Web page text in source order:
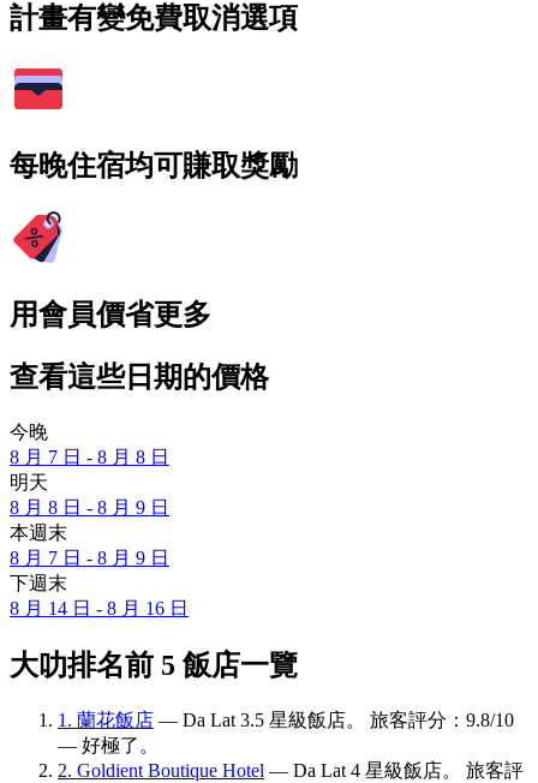
計畫有變免費取消選項
每晚住宿均可賺取獎勵
用會員價省更多
查看這些日期的價格
今晚
8 月 7 日 - 8 月 8 日
明天
8 月 8 日 - 8 月 9 日
本週末
8 月 7 日 - 8 月 9 日
下週末
8 月 14 日 - 8 月 16 日
大叻排名前 5 飯店一覽
1. 蘭花飯店 — Da Lat 3.5 星級飯店。 旅客評分：9.8/10
— 好極了。
2. Goldient Boutique Hotel — Da Lat 4 星級飯店。 旅客評